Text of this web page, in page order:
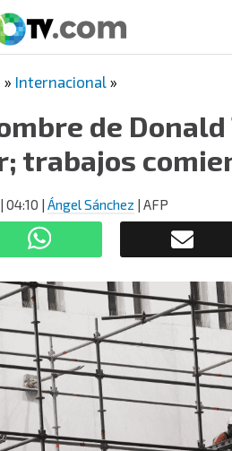
» Internacional »
de
trabajos
| 04:10 | Ángel Sánchez | AFP